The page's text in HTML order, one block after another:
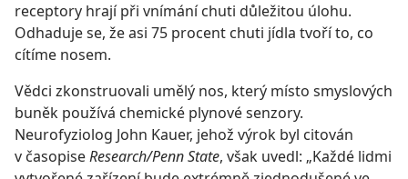
receptory hrají při vnímání chuti důležitou úlohu.
Odhaduje se, že asi 75 procent chuti jídla tvoří to, co
cítíme nosem.
Vědci zkonstruovali umělý nos, který místo smyslových
buněk používá chemické plynové senzory.
Neurofyziolog John Kauer, jehož výrok byl citován
v časopiseResearch/Penn State, však uvedl: „Každé lidmi